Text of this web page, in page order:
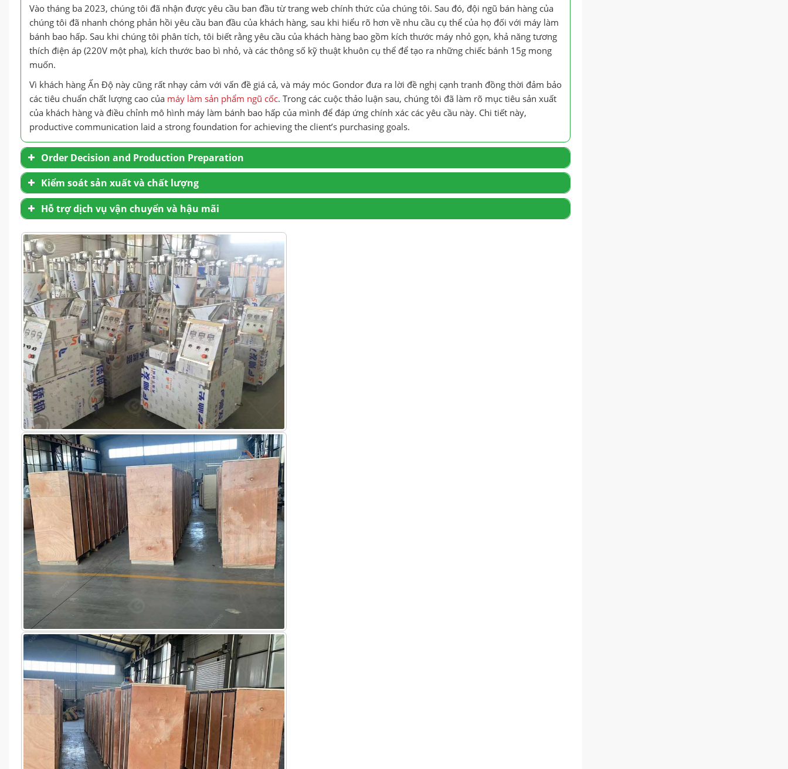
Vào tháng ba 2023, chúng tôi đã nhận được yêu cầu ban đầu từ trang web chính thức của chúng tôi. Sau đó, đội ngũ bán hàng của
chúng tôi đã nhanh chóng phản hồi yêu cầu ban đầu của khách hàng, sau khi hiểu rõ hơn về nhu cầu cụ thể của họ đối với máy làm
bánh bao hấp. Sau khi chúng tôi phân tích, tôi biết rằng yêu cầu của khách hàng bao gồm kích thước máy nhỏ gọn, khả năng tương
thích điện áp (220V một pha), kích thước bao bì nhỏ, và các thông số kỹ thuật khuôn cụ thể để tạo ra những chiếc bánh 15g mong
muốn.
Vì khách hàng Ấn Độ này cũng rất nhạy cảm với vấn đề giá cả, và máy móc Gondor đưa ra lời đề nghị cạnh tranh đồng thời đảm bảo
các tiêu chuẩn chất lượng cao của máy làm sản phẩm ngũ cốc. Trong các cuộc thảo luận sau, chúng tôi đã làm rõ mục tiêu sản xuất
của khách hàng và điều chỉnh mô hình máy làm bánh bao hấp của mình để đáp ứng chính xác các yêu cầu này. Chi tiết này,
productive communication laid a strong foundation for achieving the client’s purchasing goals.
Order Decision and Production Preparation
Kiểm soát sản xuất và chất lượng
Hỗ trợ dịch vụ vận chuyển và hậu mãi